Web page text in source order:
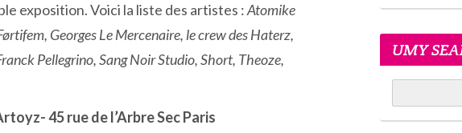
exposition. Voici la liste des artistes :Atomike
Georges Le Mercenaire, le crew des Haterz,
Pellegrino, Sang Noir Studio, Short, Theoze,
45 rue de l’Arbre Sec Paris
UMY